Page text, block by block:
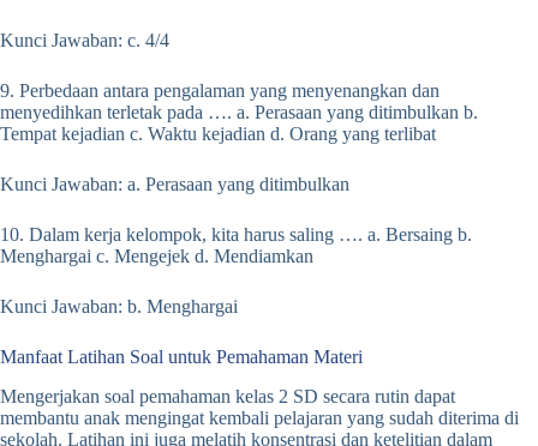
Kunci Jawaban: c. 4/4
9. Perbedaan antara pengalaman yang menyenangkan dan
menyedihkan terletak pada …. a. Perasaan yang ditimbulkan b.
Tempat kejadian c. Waktu kejadian d. Orang yang terlibat
Kunci Jawaban: a. Perasaan yang ditimbulkan
10. Dalam kerja kelompok, kita harus saling …. a. Bersaing b.
Menghargai c. Mengejek d. Mendiamkan
Kunci Jawaban: b. Menghargai
Manfaat Latihan Soal untuk Pemahaman Materi
Mengerjakan soal pemahaman kelas 2 SD secara rutin dapat
membantu anak mengingat kembali pelajaran yang sudah diterima di
sekolah. Latihan ini juga melatih konsentrasi dan ketelitian dalam